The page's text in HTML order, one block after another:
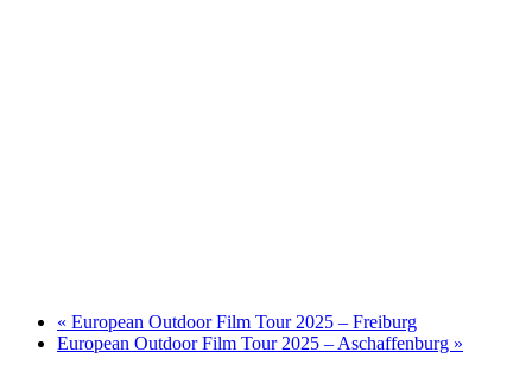
« European Outdoor Film Tour 2025 – Freiburg
European Outdoor Film Tour 2025 – Aschaffenburg »